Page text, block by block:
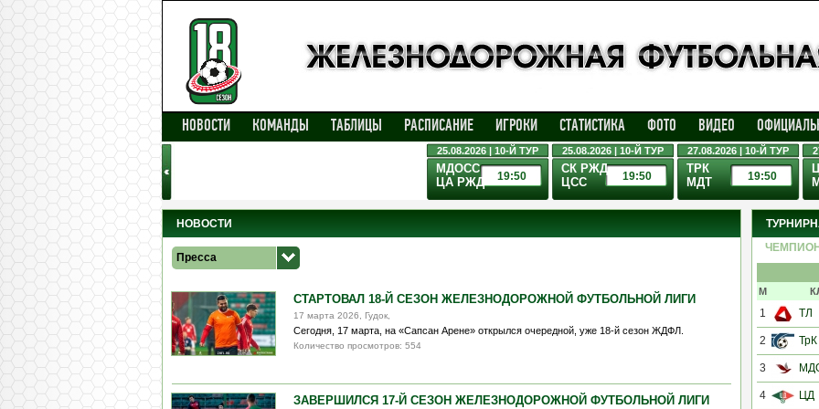
НОВОСТИ КОМАНДЫ ТАБЛИЦЫ РАСПИСАНИЕ ИГРОКИ СТАТИСТИКА ФОТО ВИДЕО
25.08.2026 | 10-Й ТУР
19:50
МДОСС
ЦА РЖД
25.08.2026 | 10-Й ТУР
19:50
СК РЖД
ЦСС
27.08.2026 | 10-Й ТУР
19:50
ТРК
МДТ
НОВОСТИ
Пресса
СТАРТОВАЛ 18-Й СЕЗОН ЖЕЛЕЗНОДОРОЖНОЙ ФУТБОЛЬНОЙ ЛИГИ
17 марта 2026, Гудок,
Сегодня, 17 марта, на «Сапсан Арене» открылся очередной, уже 18-й сезон ЖДФЛ.
Количество просмотров: 554
ЗАВЕРШИЛСЯ 17-Й СЕЗОН ЖЕЛЕЗНОДОРОЖНОЙ ФУТБОЛЬНОЙ ЛИГИ
М
1 ТЛ
2 ТрК
3
4 ЦД